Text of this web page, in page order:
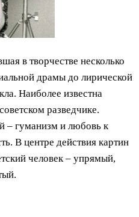
в творчестве несколько
драмы до лирической
Наиболее известна
разведчике.
– гуманизм и любовь к
В центре действия картин
человек – упрямый,